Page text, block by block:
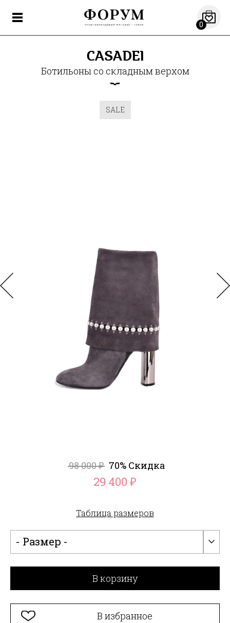
0
CASADEI
Ботильоны со складным верхом
SALE
98 000₽ 70% Скидка
29 400 ₽
Таблица размеров
- Размер -
В корзину
В избранное